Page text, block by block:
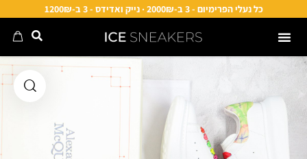
כל נעלי הפרימיום - 3 ב-2000₪ · נייק ואדידס - 3 ב-1200₪